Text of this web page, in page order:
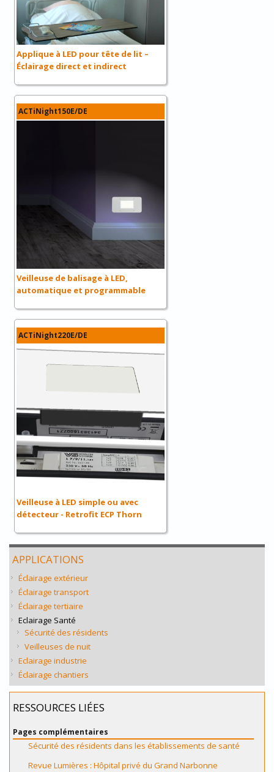
Applique à LED pour tête de lit –
Éclairage direct et indirect
ACTiNight150E/DE
Veilleuse de balisage à LED,
automatique et programmable
ACTiNight220E/DE
Veilleuse à LED simple ou avec
détecteur - Retrofit ECP Thorn
APPLICATIONS
Éclairage extérieur
Éclairage transport
Éclairage tertiaire
Eclairage Santé
Sécurité des résidents
Veilleuses de nuit
Eclairage industrie
Éclairage chantiers
RESSOURCES LIÉES
Pages complémentaires
Sécurité des résidents dans les établissements de santé
Revue Lumières : Hôpital privé du Grand Narbonne